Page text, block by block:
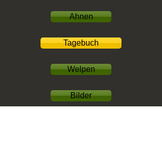
Ahnen
Tagebuch
Welpen
Bilder